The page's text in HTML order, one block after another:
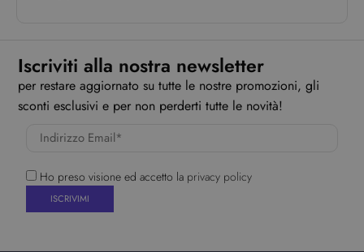
Iscriviti alla nostra newsletter
per restare aggiornato su tutte le nostre promozioni, gli
sconti esclusivi e per non perderti tutte le novità!
Ho preso visione ed accetto la privacy policy